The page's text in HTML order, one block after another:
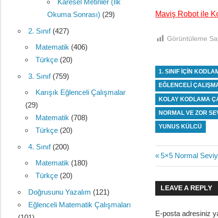
Maviş Robot ile
Görüntüleme
1. SINIF IÇIN
EĞLENCELI
KOLAY KODLAMA
NORMAL VE ZOR
YUNUS KÜLCÜ
Yazı
Previous
Post:
5×5 Normal
LEAVE A REPLY
E-posta adresiniz
Karesel Metinler (İlk
Okuma Sonrası) (29)
2. Sınıf(427)
Matematik(406)
Türkçe(20)
3. Sınıf(759)
Karışık Eğlenceli Çalışmalar
(29)
Matematik(708)
Türkçe(20)
4. Sınıf(200)
Matematik(180)
Türkçe(20)
Doğrusunu Yazalım (121)
Eğlenceli Matematik Çalışmaları